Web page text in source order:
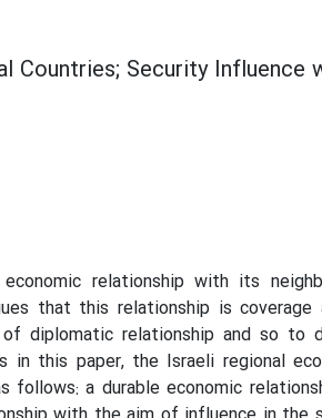
Countries; Security Influence
economic relationship with its
that this relationship is coverage
diplomatic relationship and so to
in this paper, the Israeli regional
follows: a durable economic